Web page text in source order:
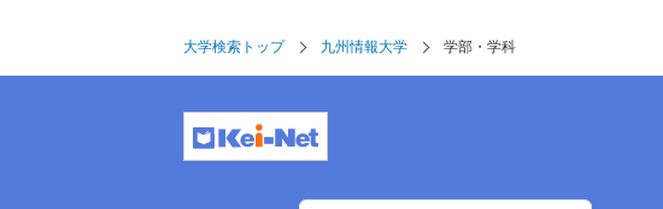
大学検索トップ 九州情報大学 学部・学科